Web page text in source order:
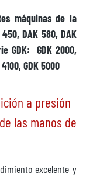
máquinas de la
DAK 580, DAK
GDK: GDK 2000,
GDK 5000
a presión
las manos de
excelente y